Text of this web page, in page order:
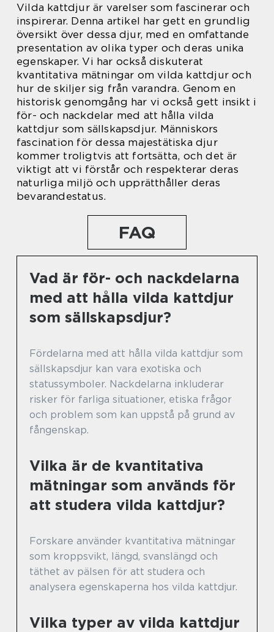
Vilda kattdjur är varelser som fascinerar och
inspirerar. Denna artikel har gett en grundlig
översikt över dessa djur, med en omfattande
presentation av olika typer och deras unika
egenskaper. Vi har också diskuterat
kvantitativa mätningar om vilda kattdjur och
hur de skiljer sig från varandra. Genom en
historisk genomgång har vi också gett insikt i
för- och nackdelar med att hålla vilda
kattdjur som sällskapsdjur. Människors
fascination för dessa majestätiska djur
kommer troligtvis att fortsätta, och det är
viktigt att vi förstår och respekterar deras
naturliga miljö och upprätthåller deras
bevarandestatus.
FAQ
Vad är för- och nackdelarna
med att hålla vilda kattdjur
som sällskapsdjur?
Fördelarna med att hålla vilda kattdjur som
sällskapsdjur kan vara exotiska och
statussymboler. Nackdelarna inkluderar
risker för farliga situationer, etiska frågor
och problem som kan uppstå på grund av
fångenskap.
Vilka är de kvantitativa
mätningar som används för
att studera vilda kattdjur?
Forskare använder kvantitativa mätningar
som kroppsvikt, längd, svanslängd och
täthet av pälsen för att studera och
analysera egenskaperna hos vilda kattdjur.
Vilka typer av vilda kattdjur